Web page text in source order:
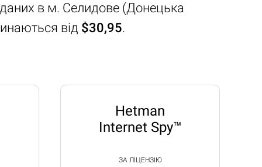
даних в м. Селидове (Донецька
від $30,95.
Hetman
Internet Spy™
ЗА ЛІЦЕНЗІЮ